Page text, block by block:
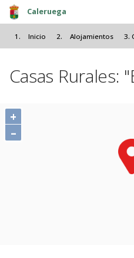
Pasar al
Caleruega
Inicio Alojamientos
Casas Rurales:
+
–